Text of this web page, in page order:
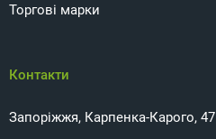
Торгові марки
Контакти
Запоріжжя, Карпенка-Карого, 47